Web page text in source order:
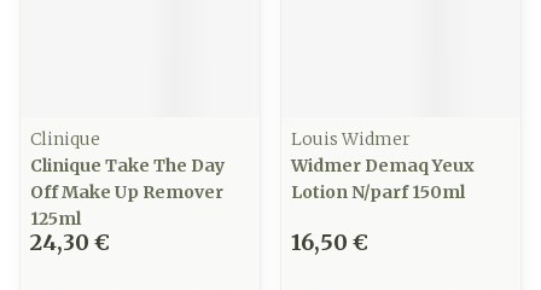
Clinique
Clinique Take The Day
Off Make Up Remover
125ml
24,30 €
Louis Widmer
Widmer Demaq Yeux
Lotion N/parf 150ml
16,50 €